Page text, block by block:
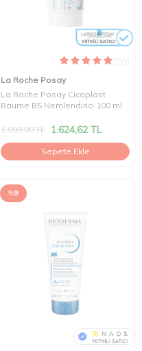
La Roche Posay
La Roche Posay Cicaplast
Baume B5 Nemlendirici 100 ml
1.999,00TL 1.624,62 TL
Sepete Ekle
%9